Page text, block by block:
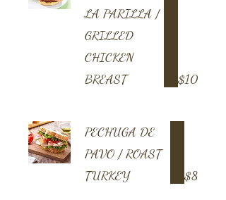
LA PARILLA /
GRILLED
CHICKEN
BREAST
$10
PECHUGA DE
PAVO / ROAST
TURKEY
$8